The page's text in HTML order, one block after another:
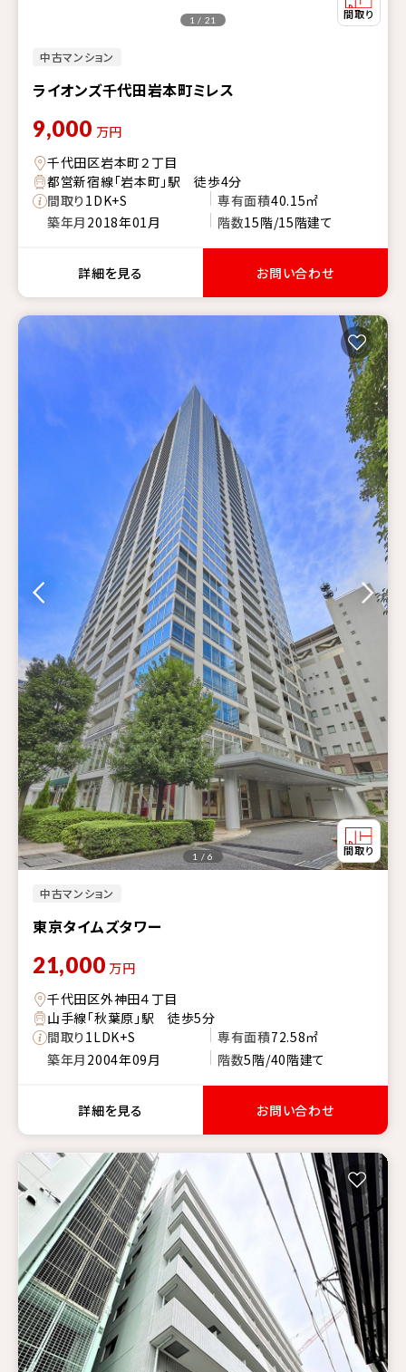
中古マンション
ライオンズ千代田岩本町ミレス
1 / 21
9,000 万円
千代田区岩本町２丁目
都営新宿線「岩本町」駅 徒歩4分
間取り1DK+S 専有面積40.15㎡
築年月 2018年01月 階数15階/15階建て
詳細を見る お問い合わせ
中古マンション
東京タイムズタワー
1 / 6
21,000 万円
千代田区外神田４丁目
山手線「秋葉原」駅 徒歩5分
間取り1LDK+S 専有面積72.58㎡
築年月 2004年09月 階数5階/40階建て
詳細を見る お問い合わせ